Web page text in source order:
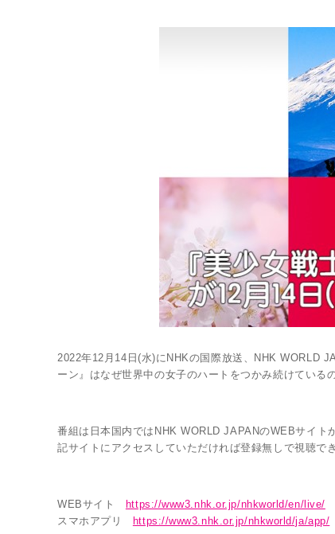
2022年12月14日(水)にNHKの国際放送、NHK WORLD
ーン』はなぜ世界中の女子のハートをつかみ続けている
番組は日本国内ではNHK WORLD JAPANのWEBサイト
記サイトにアクセスしていただければ登録無しで視聴で
WEBサイト
https://www3.nhk.or.jp/nhkworld/en/live/
スマホアプリ
https://www3.nhk.or.jp/nhkworld/ja/app/